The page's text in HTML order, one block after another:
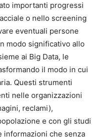
importanti progressi
o nello screening
eventuali persone
modo significativo allo
ai Big Data, le
il modo in cui
Questi strumenti
nelle organizzazioni
reclami),
e con gli studi
che senza